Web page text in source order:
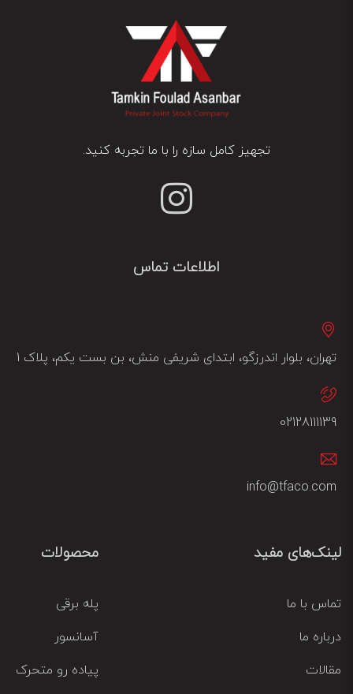
اطلاعات تماس
تهران، بلوار اندرزگو، ابتدای شریفی منش، بن بست یکم، پلاک 1
02128111139
info@tfaco.com
تجهیز کامل سازه را با ما تجربه کنید.
لینک‌های مفید
تماس با ما
درباره ما
مقالات
محصولات
پله برقی
آسانسور
پیاده رو متحرک